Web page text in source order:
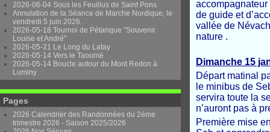
2026-06-04 Sous les Feuillus de Saint Pons
Annulation de la Séance de Marche Nordique, le
vendredi 5 juin 2026.
2026-05-18 Tournoi de Pétanque "Souvenir
Louise et André"
2026-05-21 Le Long du Latay
2026-05-14 Vers le Taoumé
2026-05-14 Boucle autour du Mont Redon à
Luminy
Pages
2026 Calendrier des Randonnées du 2ème
trimestre 2026 - Saison 2025/2026
de guide et
vallée de
nature .
Dimanche 15
Départ matinal
le minibus de
servira toute la
n’auront pas à
Première mise